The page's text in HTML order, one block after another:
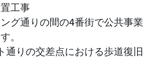
工事
グ通りの間の4番街で公共事業
。
通りの交差点における歩道復旧